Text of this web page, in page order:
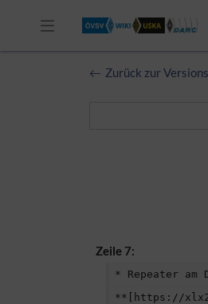
Zur Hauptnavigation Zurück zur
Zeile 7:
* Repeater am
**[https://